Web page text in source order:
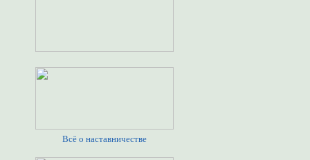
Всё о наставничестве